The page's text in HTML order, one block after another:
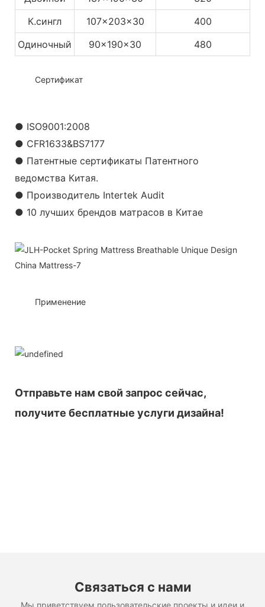
К.сингл
107x203x30
400
Одиночный
90x190x30 480
Сертификат
● ISO9001:2008
● CFR1633&BS7177
● Патентные сертификаты Патентного
ведомства Китая.
● Производитель Intertek Audit
● 10 лучших брендов матрасов в Китае
Применение
Отправьте нам свой запрос сейчас,
получите бесплатные услуги дизайна!
Связаться с нами
Мы приветствуем пользовательские проекты и идеи и